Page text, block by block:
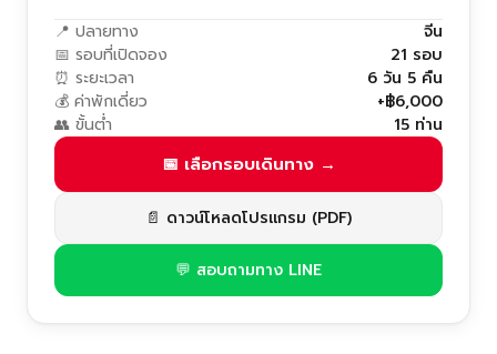
📍 ปลายทาง
จีน
📅 รอบที่เปิดจอง
21 รอบ
⏰ ระยะเวลา
6 วัน 5 คืน
💰 ค่าพักเดี่ยว
+฿6,000
👥 ขั้นต่ำ
15 ท่าน
📅 เลือกรอบเดินทาง →
📄 ดาวน์โหลดโปรแกรม (PDF)
💬 สอบถามทาง LINE